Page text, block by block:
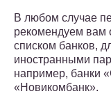
В любом случае
рекомендуем вам
списком банков,
иностранными
например, банки
«Новикомбанк».